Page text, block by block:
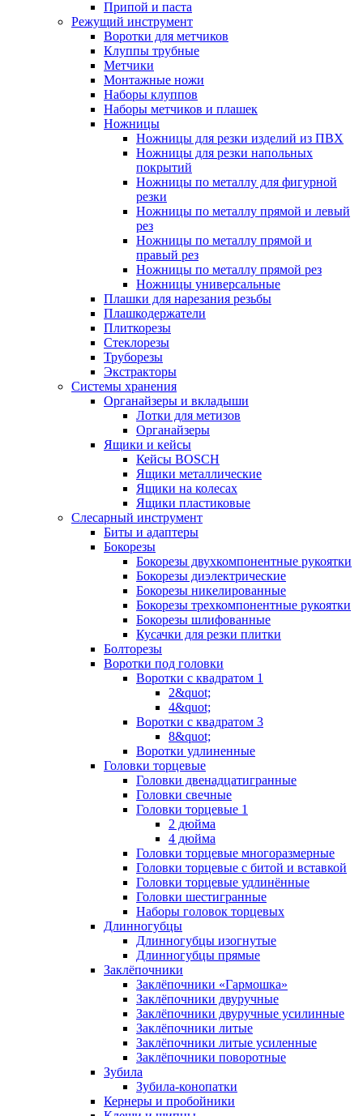
Припой и паста
Режущий инструмент
Воротки для метчиков
Клуппы трубные
Метчики
Монтажные ножи
Наборы клуппов
Наборы метчиков и плашек
Ножницы
Ножницы для резки изделий из ПВХ
Ножницы для резки напольных
покрытий
Ножницы по металлу для фигурной
резки
Ножницы по металлу прямой и левый
рез
Ножницы по металлу прямой и
правый рез
Ножницы по металлу прямой рез
Ножницы универсальные
Плашки для нарезания резьбы
Плашкодержатели
Плиткорезы
Стеклорезы
Труборезы
Экстракторы
Системы хранения
Органайзеры и вкладыши
Лотки для метизов
Органайзеры
Ящики и кейсы
Кейсы BOSCH
Ящики металлические
Ящики на колесах
Ящики пластиковые
Слесарный инструмент
Биты и адаптеры
Бокорезы
Бокорезы двухкомпонентные рукоятки
Бокорезы диэлектрические
Бокорезы никелированные
Бокорезы трехкомпонентные рукоятки
Бокорезы шлифованные
Кусачки для резки плитки
Болторезы
Воротки под головки
Воротки с квадратом 1
2&quot;
4&quot;
Воротки с квадратом 3
8&quot;
Воротки удлиненные
Головки торцевые
Головки двенадцатигранные
Головки свечные
Головки торцевые 1
2 дюйма
4 дюйма
Головки торцевые многоразмерные
Головки торцевые с битой и вставкой
Головки торцевые удлинённые
Головки шестигранные
Наборы головок торцевых
Длинногубцы
Длинногубцы изогнутые
Длинногубцы прямые
Заклёпочники
Заклёпочники «Гармошка»
Заклёпочники двуручные
Заклёпочники двуручные усилинные
Заклёпочники литые
Заклёпочники литые усиленные
Заклёпочники поворотные
Зубила
Зубила-конопатки
Кернеры и пробойники